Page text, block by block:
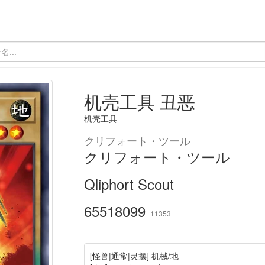
机壳工具 丑恶
机壳工具
クリフォート・ツール
クリフォート・ツール
Qliphort Scout
65518099 11353
[怪兽|通常|灵摆] 机械/地